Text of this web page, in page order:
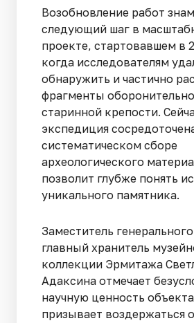
Возобновление работ
следующий шаг в
проекте, стартовавшем в
когда исследователям
обнаружить и частично
фрагменты
старинной крепости.
экспедиция
систематическом сборе
археологического
позволит глубже понять
уникального памятника.
Заместитель
главный хранитель
коллекции Эрмитажа
Адаксина отмечает
научную ценность
призывает воздержаться